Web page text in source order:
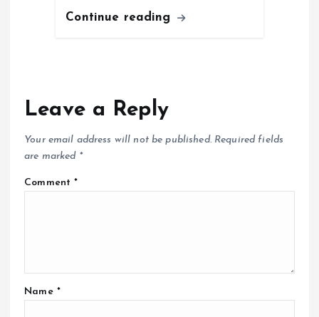
Continue reading
Leave a Reply
Your email address will not be published. Required fields
are marked *
Comment*
Name *